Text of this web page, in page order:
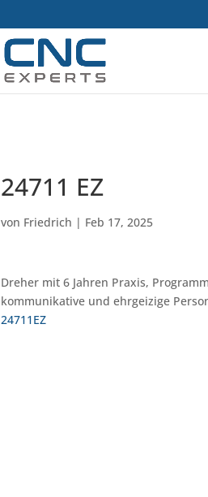
24711 EZ
von Friedrich | Feb 17, 2025
Dreher mit 6 Jahren Praxis,
kommunikative und ehrgeizige
24711EZ